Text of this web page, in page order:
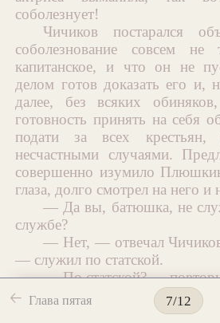
соболезнует!
Чичиков постарался
соболезнование совсем не
капитанское, и что он не
делом готов доказать его и,
далее, без всяких
готовность принять на себя
подати за всех
несчастными случаями.
совершенно изумило
глаза, долго смотрел на него и
— Да вы, батюшка, не
службе?
— Нет, — отвечал
— служил по статской.
— По статской? —
жевать губами, как будто
Да ведь как же? Ведь это вам
🡠 Глава пятая 7/12